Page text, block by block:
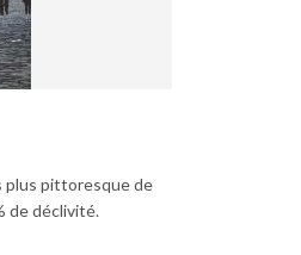
plus pittoresque de
de déclivité.